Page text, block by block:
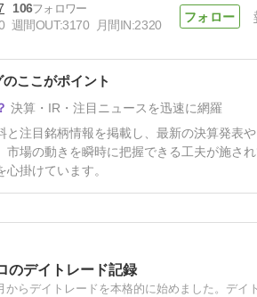
介
106
週間OUT:3170 月間IN:2320
ここがポイント
決算・IR・注目ニュースを迅速に網羅
と注目銘柄情報を掲載し、最新の決算発表
市場の動きを瞬時に把握できる工夫が施さ
心掛けています。
のデイトレード記録